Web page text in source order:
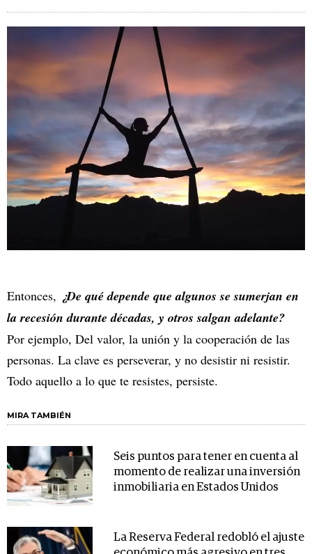
Entonces, ¿De qué depende que algunos se sumerjan en
la recesión durante décadas, y otros salgan adelante?
Por ejemplo, Del valor, la unión y la cooperación de las
personas. La clave es perseverar, y no desistir ni resistir.
Todo aquello a lo que te resistes, persiste.
MIRA TAMBIÉN
Seis puntos para tener en cuenta al
momento de realizar una inversión
inmobiliaria en Estados Unidos
La Reserva Federal redobló el ajuste